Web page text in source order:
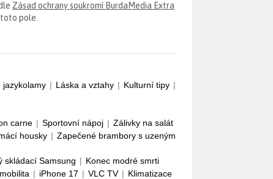
Zásad ochrany soukromí BurdaMedia Extra
pole.
jazykolamy | Láska a vztahy | Kulturní tipy |
carne | Sportovní nápoj | Zálivky na salát
housky | Zapečené brambory s uzeným
skládací Samsung | Konec modré smrti
| iPhone 17 | VLC TV | Klimatizace